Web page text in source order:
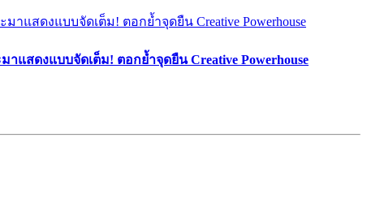
แสดงแบบจัดเต็ม! ตอกย้ำจุดยืน Creative Powerhouse